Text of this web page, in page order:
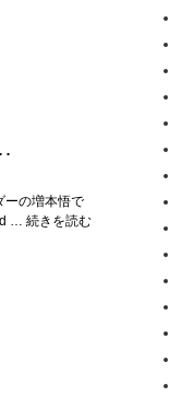
ーの増本悟で
… 続きを読む